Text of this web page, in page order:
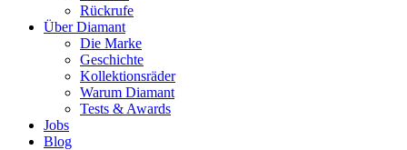
Rückrufe
Über Diamant
Die Marke
Geschichte
Kollektionsräder
Warum Diamant
Tests & Awards
Jobs
Blog